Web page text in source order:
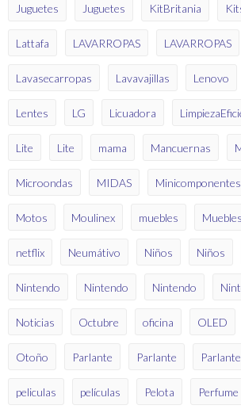
Juguetes Juguetes KitBritania
Lattafa LAVARROPAS LAVARROPAS
Lavasecarropas Lavavajillas Lenovo
Lentes LG Licuadora
Lite Lite mama Mancuernas
Microondas MIDAS Minicomponentes
Motos Moulinex muebles Muebles
netflix Neumátivo Niños Niños
Nintendo Nintendo Nintendo
Noticias Octubre oficina OLED
Otoño Parlante Parlante
peliculas películas Pelota Perfume